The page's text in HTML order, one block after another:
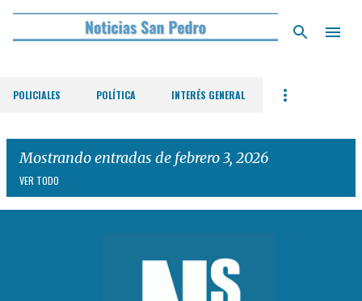
Ir al contenido principal
POLICIALES POLÍTICA INTERÉS GENERAL
Mostrando entradas de febrero 3, 2026
VER TODO